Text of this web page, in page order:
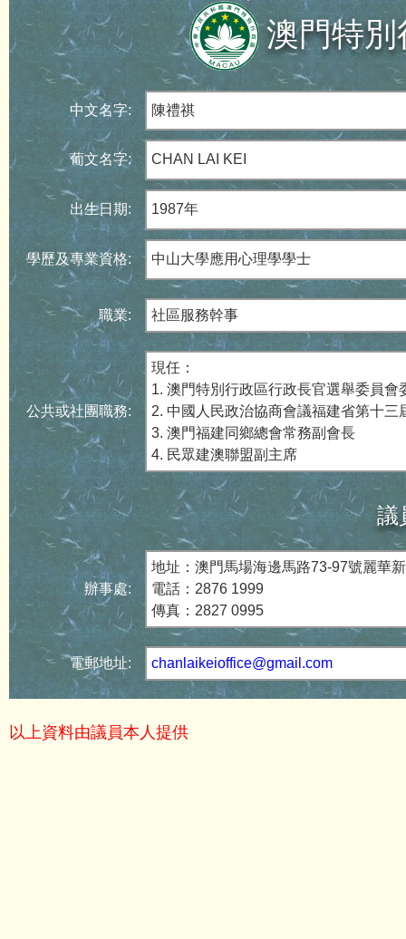
澳門特
中文名字: 陳禮祺
葡文名字: CHAN LAI KEI
出生日期: 1987年
學歷及專業資格: 中山大學應用心理學學士
職業: 社區服務幹事
公共或社團職務:
現任：
1. 澳門特別行政區行政長官選舉委員會
2. 中國人民政治協商會議福建省第十三
3. 澳門福建同鄉總會常務副會長
4. 民眾建澳聯盟副主席
議
辦事處:
地址：澳門馬場海邊馬路73-97號麗華
電話：2876 1999
傳真：2827 0995
電郵地址: chanlaikeioffice@gmail.com
以上資料由議員本人提供